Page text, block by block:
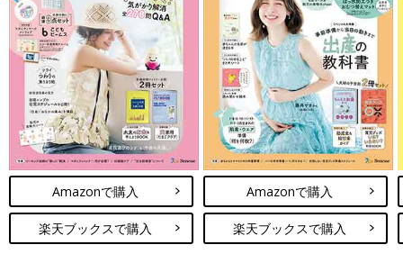
Amazonで購入
楽天ブックスで購入
Amazonで購入
楽天ブックスで購入